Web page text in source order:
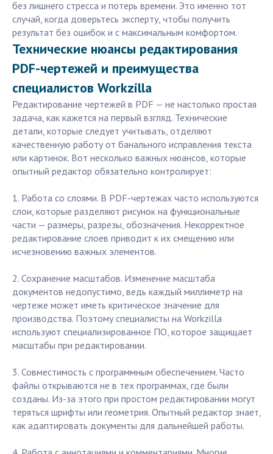
без лишнего стресса и потерь времени. Это именно тот
случай, когда доверьтесь эксперту, чтобы получить
результат без ошибок и с максимальным комфортом.
Технические нюансы редактирования
PDF-чертежей и преимущества
специалистов Workzilla
Редактирование чертежей в PDF — не настолько простая
задача, как кажется на первый взгляд. Технические
детали, которые следует учитывать, отделяют
качественную работу от банального исправления текста
или картинок. Вот несколько важных нюансов, которые
опытный редактор обязательно контролирует:
1. Работа со слоями. В PDF-чертежах часто используются
слои, которые разделяют рисунок на функциональные
части — размеры, разрезы, обозначения. Некорректное
редактирование слоев приводит к их смещению или
исчезновению важных элементов.
2. Сохранение масштабов. Изменение масштаба
документов недопустимо, ведь каждый миллиметр на
чертеже может иметь критическое значение для
производства. Поэтому специалисты на Workzilla
используют специализированное ПО, которое защищает
масштабы при редактировании.
3. Совместимость с программным обеспечением. Часто
файлы открываются не в тех программах, где были
созданы. Из-за этого при простом редактировании могут
теряться шрифты или геометрия. Опытный редактор знает,
как адаптировать документы для дальнейшей работы.